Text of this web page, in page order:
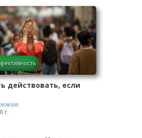
действовать, если
г.